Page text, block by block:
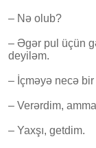
– Nə olub?
– Əgər pul üçün
deyiləm.
– İçməyə necə
– Verərdim,
– Yaxşı, getdim.